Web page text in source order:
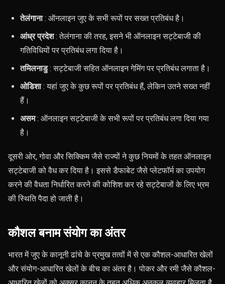
तेलंगाना: ऑनलाइन जुए के सभी रूपों पर सख्त प्रतिबंध है।
आंध्र प्रदेश: तेलंगाना की तरह, इसने भी ऑनलाइन सट्टेबाजी की
गतिविधियों पर प्रतिबंध लगा दिया है।
तमिलनाडु: सट्टेबाजी सहित ऑनलाइन गेमिंग पर प्रतिबंध लगाता है।
ओडिशा: यहां जुए के कुछ रूपों पर प्रतिबंध हैं, लेकिन उतने सख्त नहीं
हैं।
असम: ऑनलाइन सट्टेबाजी के सभी रूपों पर प्रतिबंध लगा दिया गया
है।
दूसरी ओर, गोवा और सिक्किम जैसे राज्यों ने कुछ नियमों के तहत ऑनलाइन
सट्टेबाजी को वैध कर दिया है। इससे डैफाबेट जैसे प्लेटफॉर्म का उपयोग
करने की वैधता निर्धारित करने की कोशिश कर रहे सट्टेबाजों के लिए भ्रम
की स्थिति पैदा हो जाती है।
कौशल बनाम संयोग का अंतर
भारत में जुए के कानूनी ढांचे के प्रमुख तत्वों में से एक कौशल-आधारित खेलों
और संयोग-आधारित खेलों के बीच का अंतर है। पोकर और रमी जैसे कौशल-